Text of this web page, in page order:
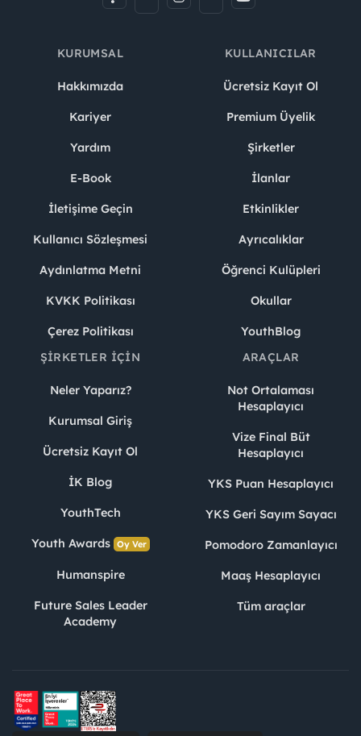
KURUMSAL
Hakkımızda
Kariyer
Yardım
E-Book
İletişime Geçin
Kullanıcı Sözleşmesi
Aydınlatma Metni
KVKK Politikası
Çerez Politikası
KULLANICILAR
Ücretsiz Kayıt Ol
Premium Üyelik
Şirketler
İlanlar
Etkinlikler
Ayrıcalıklar
Öğrenci Kulüpleri
Okullar
YouthBlog
ŞIRKETLER İÇIN
Neler Yaparız?
Kurumsal Giriş
Ücretsiz Kayıt Ol
İK Blog
YouthTech
Youth Awards Oy Ver
Humanspire
Future Sales Leader
Academy
ARAÇLAR
Not Ortalaması
Hesaplayıcı
Vize Final Büt
Hesaplayıcı
YKS Puan Hesaplayıcı
YKS Geri Sayım Sayacı
Pomodoro Zamanlayıcı
Maaş Hesaplayıcı
Tüm araçlar